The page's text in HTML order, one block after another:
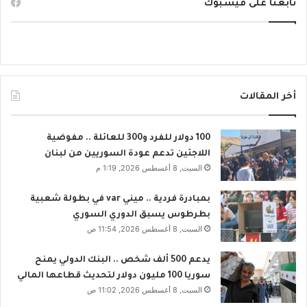
ي
د
ا
ي
ن
ش
د
و
ن
ل
ك
ش
ف
م
ص
ي
ر
أ
ر
ك
ف
ي
ا
إ
ض
ر
ا
ب
ا
ل
ت
ع
ل
ي
م
ي
تابعنا على فيسبوك
أخر المقالات
100 دولار للفرد و300 للعائلة .. مفوضية
اللاجئين تدعم عودة السوريين من لبنان
السبت, 8 أغسطس 2026, 1:19 م
بمبادرة فردية .. ميني var في بطولة شعبية
بطرطوس يسبق الدوري السوري
السبت, 8 أغسطس 2026, 11:54 ص
يدعم 500 ألف شخص .. البنك الدولي يمنح
سوريا 100 مليون دولار لتحديث قطاعها المالي
السبت, 8 أغسطس 2026, 11:02 ص